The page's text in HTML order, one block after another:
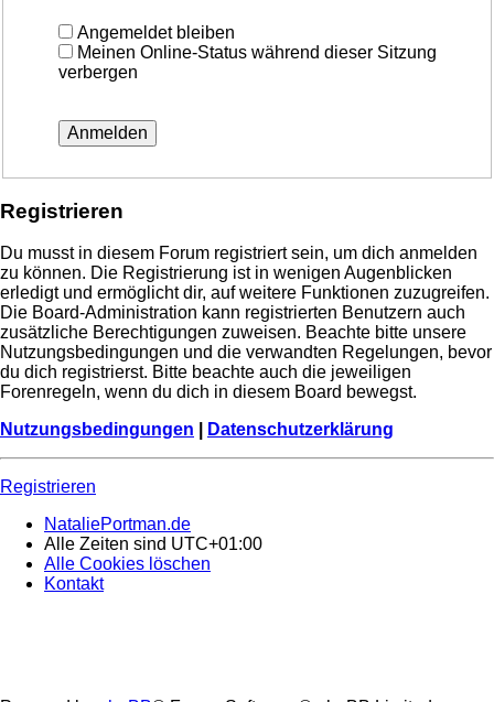
Angemeldet bleiben
Meinen Online-Status während dieser Sitzung
verbergen
Registrieren
Du musst in diesem Forum registriert sein, um dich anmelden
zu können. Die Registrierung ist in wenigen Augenblicken
erledigt und ermöglicht dir, auf weitere Funktionen zuzugreifen.
Die Board-Administration kann registrierten Benutzern auch
zusätzliche Berechtigungen zuweisen. Beachte bitte unsere
Nutzungsbedingungen und die verwandten Regelungen, bevor
du dich registrierst. Bitte beachte auch die jeweiligen
Forenregeln, wenn du dich in diesem Board bewegst.
Nutzungsbedingungen
Datenschutzerklärung
Registrieren
NataliePortman.de
Alle Zeiten sind UTC+01:00
Alle Cookies löschen
Kontakt